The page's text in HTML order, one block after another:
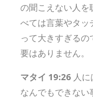
の聞こえない人を
べては言葉やタッ
って大きすぎる
要はありません。
マタイ 19:26 人
なんでもできない